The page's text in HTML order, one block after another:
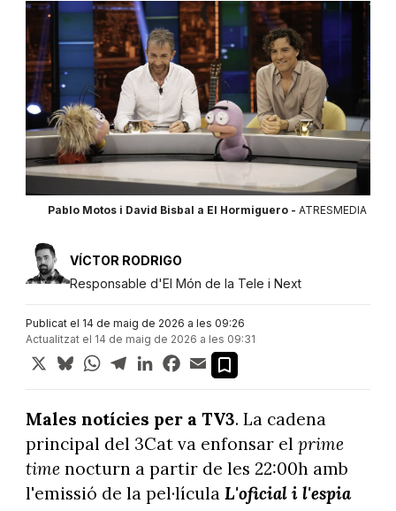
Pablo Motos i David Bisbal a El Hormiguero - ATRESMEDIA
VÍCTOR RODRIGO
Responsable d'El Món de la Tele i Next
Publicat el 14 de maig de 2026 a les 09:26
Actualitzat el 14 de maig de 2026 a les 09:31
X BlueskyWhatsApp
TelegramLinkedInFacebook
Email
Males notícies per a TV3. La cadena
principal del 3Cat va enfonsar el prime
timenocturn a partir de les 22:00h amb
l'emissió de la pel·lícula L'oficial i l'espia